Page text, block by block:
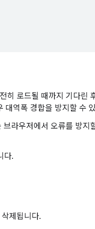
히 로드될 때까지 기다린
대역폭 경합을 방지할 수
라우저에서 오류를 방지
다.
제됩니다.